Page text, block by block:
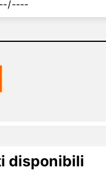
disponibili